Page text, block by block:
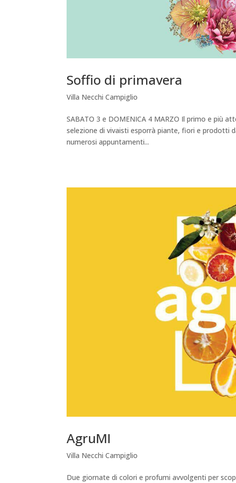
Soffio di primavera
Villa Necchi Campiglio
SABATO 3 e DOMENICA 4 MARZO Il primo e più
selezione di vivaisti esporrà piante, fiori e prodotti
numerosi appuntamenti...
AgruMI
Villa Necchi Campiglio
Due giornate di colori e profumi avvolgenti per